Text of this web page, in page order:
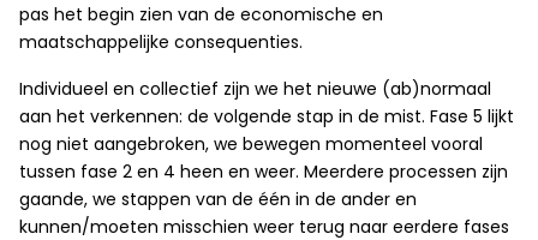
pas het begin zien van de economische en
maatschappelijke consequenties.
Individueel en collectief zijn we het nieuwe (ab)normaal
aan het verkennen: de volgende stap in de mist. Fase 5 lijkt
nog niet aangebroken, we bewegen momenteel vooral
tussen fase 2 en 4 heen en weer. Meerdere processen zijn
gaande, we stappen van de één in de ander en
kunnen/moeten misschien weer terug naar eerdere fases